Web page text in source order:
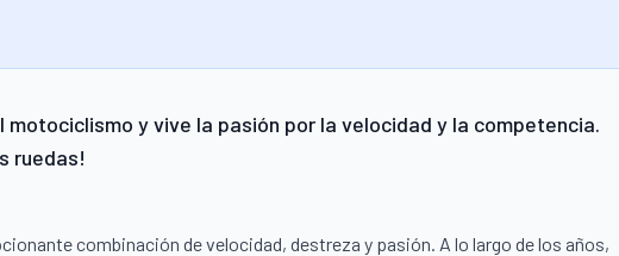
y vive la pasión por la velocidad y la competencia.
ruedas!
combinación de velocidad, destreza y pasión. A lo largo de los años,